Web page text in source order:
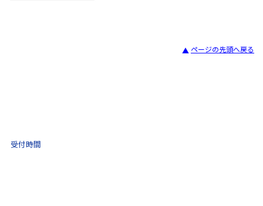
ページの先頭へ戻る
受付時間